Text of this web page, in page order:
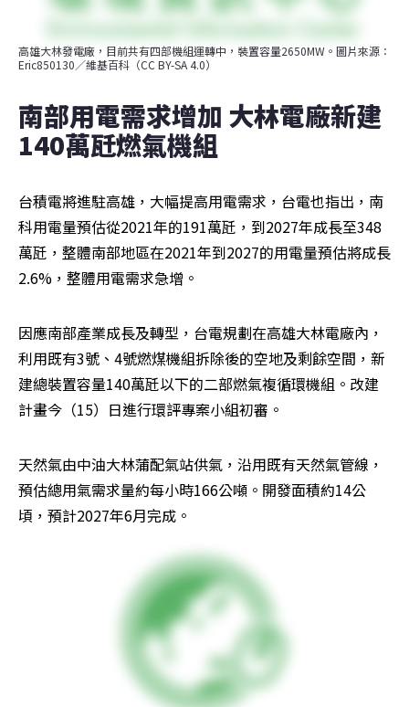
高雄大林發電廠，目前共有四部機組運轉中，裝置容量2650MW。圖片來源：
Eric850130／維基百科（CC BY-SA 4.0）
南部用電需求增加 大林電廠新建
140萬瓩燃氣機組
台積電將進駐高雄，大幅提高用電需求，台電也指出，南
科用電量預估從2021年的191萬瓩，到2027年成長至348
萬瓩，整體南部地區在2021年到2027的用電量預估將成長
2.6%，整體用電需求急增。
因應南部產業成長及轉型，台電規劃在高雄大林電廠內，
利用既有3號、4號燃煤機組拆除後的空地及剩餘空間，新
建總裝置容量140萬瓩以下的二部燃氣複循環機組。改建
計畫今（15）日進行環評專案小組初審。
天然氣由中油大林蒲配氣站供氣，沿用既有天然氣管線，
預估總用氣需求量約每小時166公噸。開發面積約14公
頃，預計2027年6月完成。